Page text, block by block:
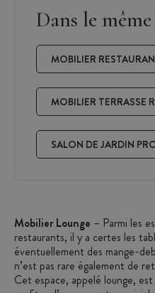
Dans le
MOBILIER
MOBILIER TERRASSE
SALON DE JARDIN
Mobilier Lounge – Parmi les
restaurants, il y a certes les
éventuellement des mange-
n’est pas rare également de
Cet espace, appelé lounge,